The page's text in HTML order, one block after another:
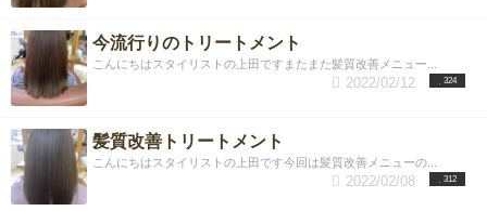
今流行りのトリートメント
こんにちはスタイリストの上田ですまたまた髪質改善メニュー...
324
2022/02/12
髪質改善トリートメント
こんにちはスタイリストの上田です今回は髪質改善メニューの...
312
2022/02/08